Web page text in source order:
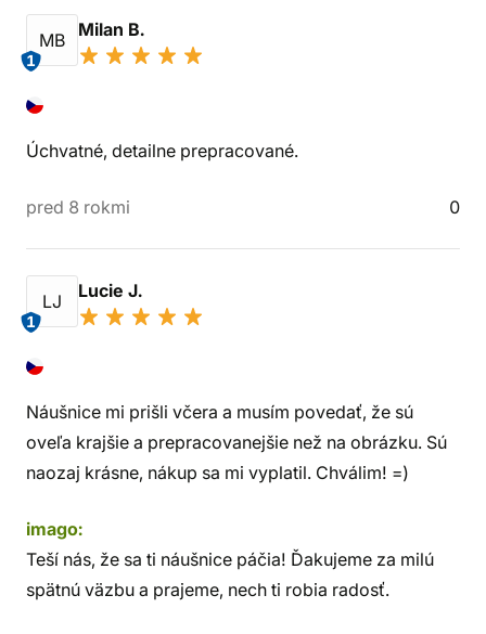
MB
1
Milan B.
Úchvatné, detailne prepracované.
pred 8 rokmi 0
LJ
1
Lucie J.
Náušnice mi prišli včera a musím povedať, že sú
oveľa krajšie a prepracovanejšie než na obrázku. Sú
naozaj krásne, nákup sa mi vyplatil. Chválim! =)
imago:
Teší nás, že sa ti náušnice páčia! Ďakujeme za milú
spätnú väzbu a prajeme, nech ti robia radosť.